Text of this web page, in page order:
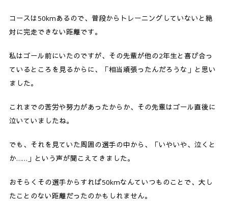
コースは50kmあるので、普段からトレーニングしていないと絶
対に完走できない距離です。
私はゴール前にいたのですが、その先輩が他の2年生と喜び合っ
ているところを見るからに、「相当頑張ったんだろうな」と思い
ました。
これまでの苦労や努力があったからか、その先輩はゴール直後に
泣いていましたね。
でも、それを見ていた周囲の選手の中から、「いやいや、泣くと
か……」という声が聞こえてきました。
おそらくその選手からすれば50kmなんていつものことで、大し
たことのない距離だったのかもしれません。